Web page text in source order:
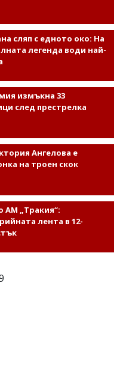
сляп с едното око: На
легенда води най-
измъкна 33
след престрелка
Ангелова е
на троен скок
АМ „Тракия“:
лента в 12-